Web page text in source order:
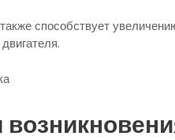
способствует